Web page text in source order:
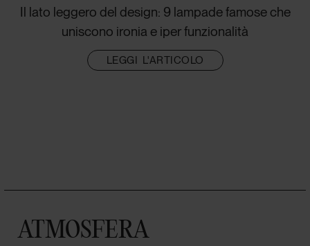
Il lato leggero del design: 9 lampade famose che
uniscono ironia e iper funzionalità
LEGGI L'ARTICOLO
ATMOSFERA